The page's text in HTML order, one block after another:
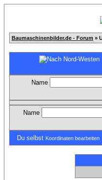
Baumaschinenbilder.de - Forum »
Name
Name
Du selbst Koordinaten bearbeiten